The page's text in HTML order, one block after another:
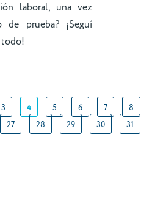
laboral, una vez
prueba? ¡Seguí
3 4 5 6 7 8
27 28 29 30 31